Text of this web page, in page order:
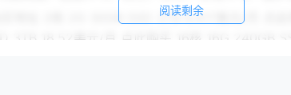
地址 2核 2G 30GB SSD 3TB 6.417美元/月 点
3TB 18.52美元/月 点此购买 16核 16G 240GB
硬盘，SSD缓存盘，可选美国VPS、俄罗斯VPS
阅读剩余